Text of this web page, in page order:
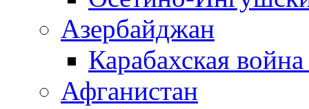
Азербайджан
Карабахская
Афганистан